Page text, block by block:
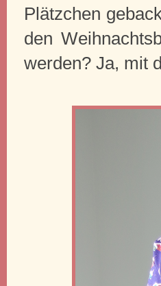
Plätzchen
den
werden? Ja, mit